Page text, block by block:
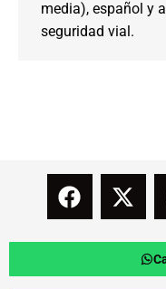
media), español y
seguridad vial.